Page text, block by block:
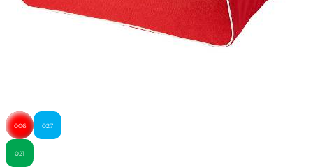
006
021
027